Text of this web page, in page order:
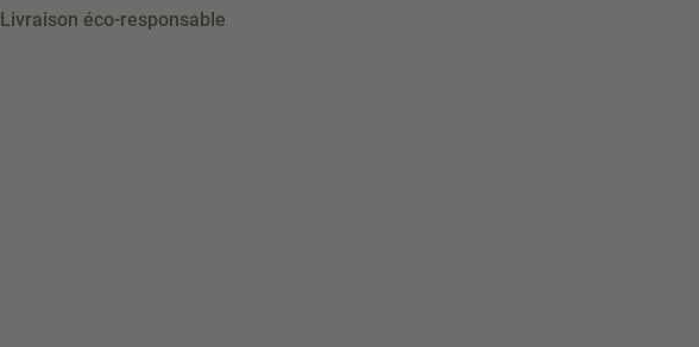
Livraison éco-responsable